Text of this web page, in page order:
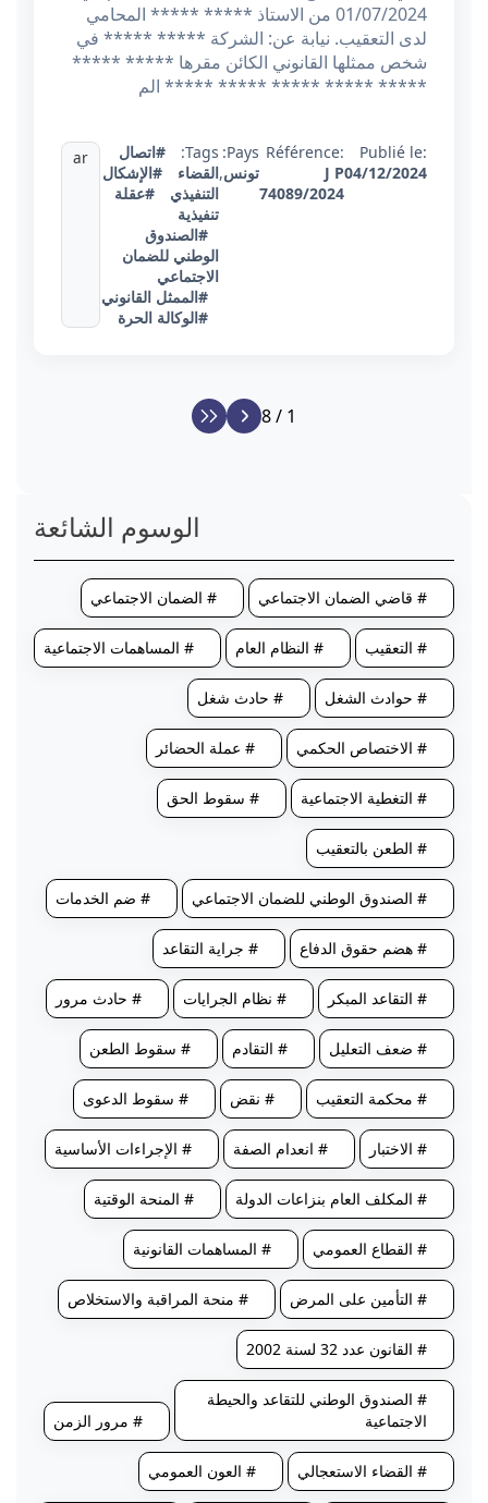
01/07/2024 من الاستاذ ***** ***** المحامي
لدى التعقيب. نيابة عن: الشركة ***** ***** في
شخص ممثلها القانوني الكائن مقرها ***** *****
***** ***** ***** ***** ***** الم
Publié le:
04/12/2024
Référence:
J P
74089/2024
Pays:
تونس,
Tags:
#اتصال
القضاء
#الإشكال
التنفيذي
#عقلة
تنفيذية
#الصندوق
الوطني للضمان
الاجتماعي
#الممثل القانوني
#الوكالة الحرة
ar
1 / 8
الوسوم الشائعة
# قاضي الضمان الاجتماعي # الضمان الاجتماعي
# التعقيب # النظام العام # المساهمات الاجتماعية
# حوادث الشغل # حادث شغل
# الاختصاص الحكمي # عملة الحضائر
# التغطية الاجتماعية # سقوط الحق
# الطعن بالتعقيب
# الصندوق الوطني للضمان الاجتماعي # ضم الخدمات
# هضم حقوق الدفاع # جراية التقاعد
# التقاعد المبكر # نظام الجرايات # حادث مرور
# ضعف التعليل # التقادم # سقوط الطعن
# محكمة التعقيب # نقض # سقوط الدعوى
# الاختبار # انعدام الصفة # الإجراءات الأساسية
# المكلف العام بنزاعات الدولة # المنحة الوقتية
# القطاع العمومي # المساهمات القانونية
# التأمين على المرض # منحة المراقبة والاستخلاص
# القانون عدد 32 لسنة 2002
# الصندوق الوطني للتقاعد والحيطة
الاجتماعية
# مرور الزمن
# القضاء الاستعجالي # العون العمومي